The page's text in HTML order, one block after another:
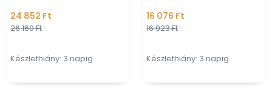
24 852 Ft
26 160 Ft
Készlethiány: 3 napig
16 076 Ft
16 923 Ft
Készlethiány: 3 napig